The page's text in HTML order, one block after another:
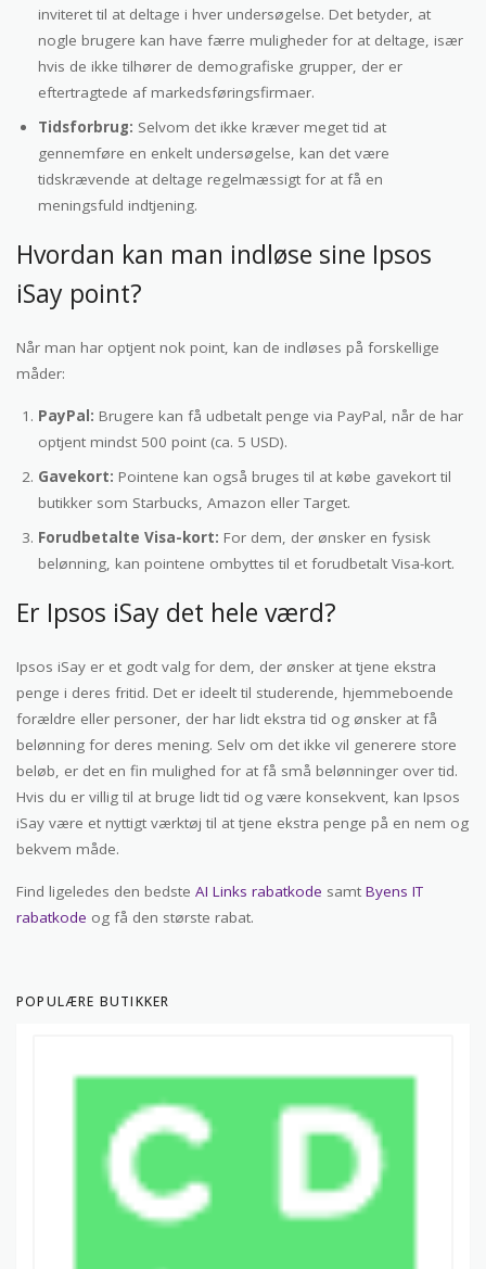
inviteret til at deltage i hver undersøgelse. Det betyder, at
nogle brugere kan have færre muligheder for at deltage, især
hvis de ikke tilhører de demografiske grupper, der er
eftertragtede af markedsføringsfirmaer.
Tidsforbrug: Selvom det ikke kræver meget tid at
gennemføre en enkelt undersøgelse, kan det være
tidskrævende at deltage regelmæssigt for at få en
meningsfuld indtjening.
Hvordan kan man indløse sine Ipsos
iSay point?
Når man har optjent nok point, kan de indløses på forskellige
måder:
PayPal: Brugere kan få udbetalt penge via PayPal, når de har
optjent mindst 500 point (ca. 5 USD).
Gavekort: Pointene kan også bruges til at købe gavekort til
butikker som Starbucks, Amazon eller Target.
Forudbetalte Visa-kort: For dem, der ønsker en fysisk
belønning, kan pointene ombyttes til et forudbetalt Visa-kort.
Er Ipsos iSay det hele værd?
Ipsos iSay er et godt valg for dem, der ønsker at tjene ekstra
penge i deres fritid. Det er ideelt til studerende, hjemmeboende
forældre eller personer, der har lidt ekstra tid og ønsker at få
belønning for deres mening. Selv om det ikke vil generere store
beløb, er det en fin mulighed for at få små belønninger over tid.
Hvis du er villig til at bruge lidt tid og være konsekvent, kan Ipsos
iSay være et nyttigt værktøj til at tjene ekstra penge på en nem og
bekvem måde.
Find ligeledes den bedste AI Links rabatkode samt Byens IT
rabatkode og få den største rabat.
POPULÆRE BUTIKKER